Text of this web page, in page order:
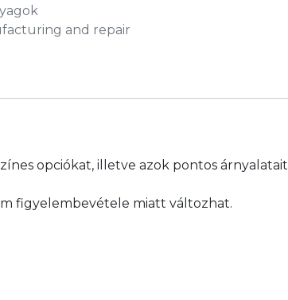
and repair
opciókat, illetve azok pontos árnyalatait
figyelembevétele miatt változhat.